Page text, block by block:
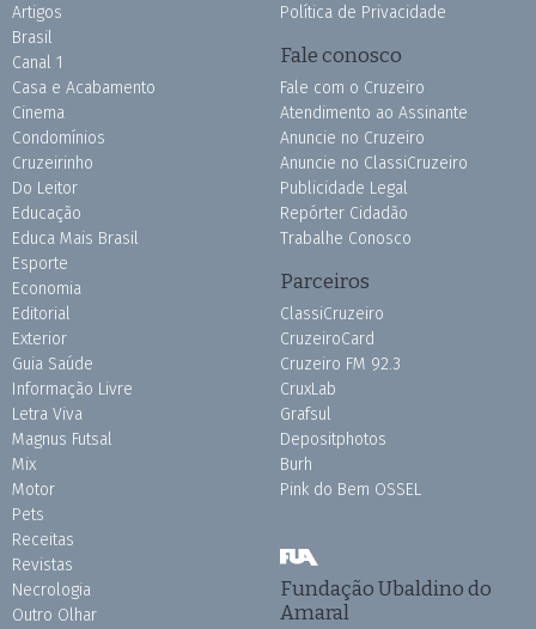
Artigos
Brasil
Canal 1
Casa e Acabamento
Cinema
Condomínios
Cruzeirinho
Do Leitor
Educação
Educa Mais Brasil
Esporte
Economia
Editorial
Exterior
Guia Saúde
Informação Livre
Letra Viva
Magnus Futsal
Mix
Motor
Pets
Receitas
Revistas
Necrologia
Outro Olhar
Política de Privacidade
Fale conosco
Fale com o Cruzeiro
Atendimento ao Assinante
Anuncie no Cruzeiro
Anuncie no ClassiCruzeiro
Publicidade Legal
Repórter Cidadão
Trabalhe Conosco
Parceiros
ClassiCruzeiro
CruzeiroCard
Cruzeiro FM 92.3
CruxLab
Grafsul
Depositphotos
Burh
Pink do Bem OSSEL
Fundação Ubaldino do
Amaral